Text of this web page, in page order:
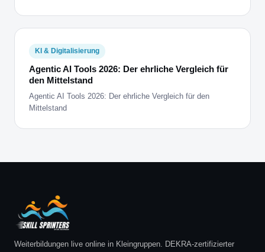
KI & Digitalisierung
Agentic AI Tools 2026: Der ehrliche Vergleich für
den Mittelstand
Agentic AI Tools 2026: Der ehrliche Vergleich für den
Mittelstand
Weiterbildungen live online in Kleingruppen. DEKRA-zertifizierter